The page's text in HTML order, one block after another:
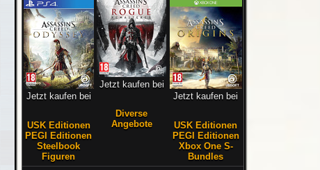
Jetzt kaufen bei
USK Editionen
PEGI Editionen
Steelbook
Figuren
Jetzt kaufen bei
Diverse
Angebote
Jetzt kaufen bei
USK Editionen
PEGI Editionen
Xbox One S-
Bundles